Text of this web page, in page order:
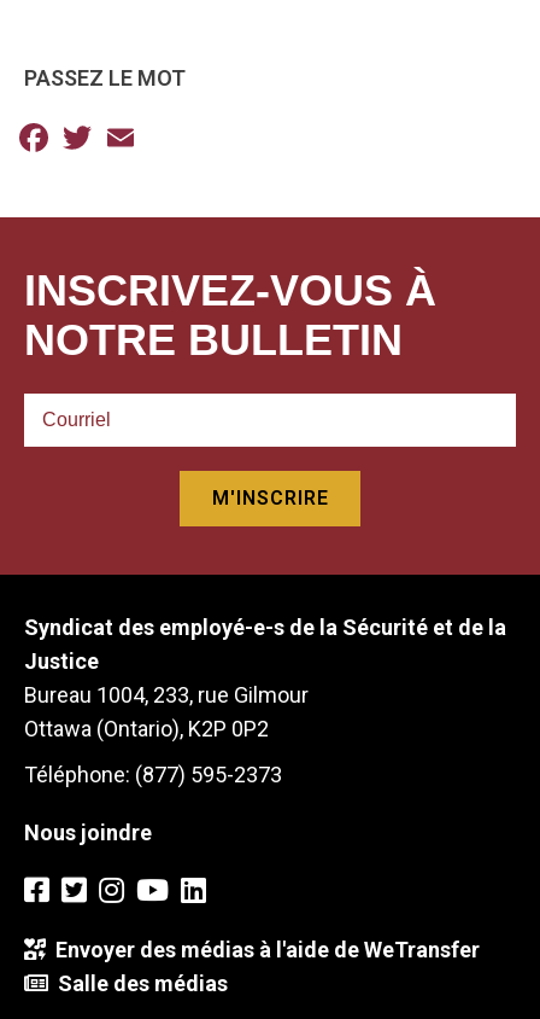
PASSEZ LE MOT
Facebook
Twitter
INSCRIVEZ-VOUS À
NOTRE BULLETIN
Syndicat des employé-e-s de la Sécurité et de la
Justice
Bureau 1004, 233, rue Gilmour
Ottawa (Ontario), K2P 0P2
Téléphone: (877) 595-2373
Nous joindre
Envoyer des médias à l'aide de WeTransfer
Salle des médias